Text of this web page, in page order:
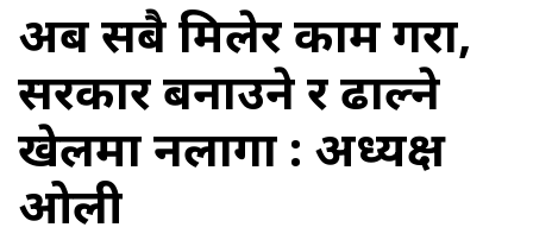
अब सबै मिलेर काम गरौँ,
सरकार बनाउने र ढाल्ने
खेलमा नलागौँ : अध्यक्ष
ओली